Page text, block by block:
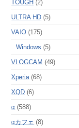
TOUGH (2)
ULTRA HD (5)
VAIO (175)
Windows (5)
VLOGCAM (49)
Xperia(68)
XQD (6)
α (588)
αカフェ (8)